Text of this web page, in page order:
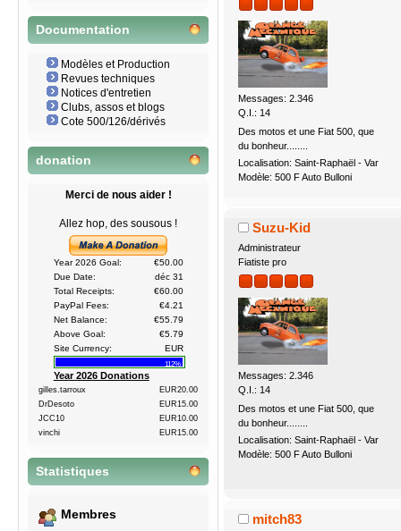
Documentation
Modèles et Production
Revues techniques
Notices d'entretien
Clubs, assos et blogs
Cote 500/126/dérivés
donation
Merci de nous aider !
Allez hop, des sousous !
Year 2026 Goal:
€50.00
Due Date:
déc 31
Total Receipts:
€60.00
PayPal Fees:
€4.21
Net Balance:
€55.79
Above Goal:
€5.79
Site Currency:
EUR
112%
Year 2026 Donations
gilles.tarroux
EUR20.00
DrDesoto
EUR15.00
JCC10
EUR10.00
vinchi
EUR15.00
Statistiques
Membres
Messages: 2.346
Q.I.: 14
Des motos et une Fiat 500, que
du bonheur........
Localisation: Saint-Raphaël - Var
Modèle: 500 F Auto Bulloni
Suzu-Kid
Administrateur
Fiatiste pro
Messages: 2.346
Q.I.: 14
Des motos et une Fiat 500, que
du bonheur........
Localisation: Saint-Raphaël - Var
Modèle: 500 F Auto Bulloni
mitch83